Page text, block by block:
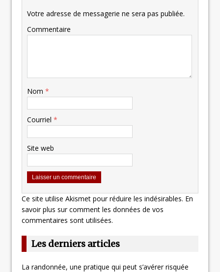
Votre adresse de messagerie ne sera pas publiée.
Commentaire
Nom *
Courriel *
Site web
Ce site utilise Akismet pour réduire les indésirables. En
savoir plus sur comment les données de vos
commentaires sont utilisées.
Les derniers articles
La randonnée, une pratique qui peut s’avérer risquée